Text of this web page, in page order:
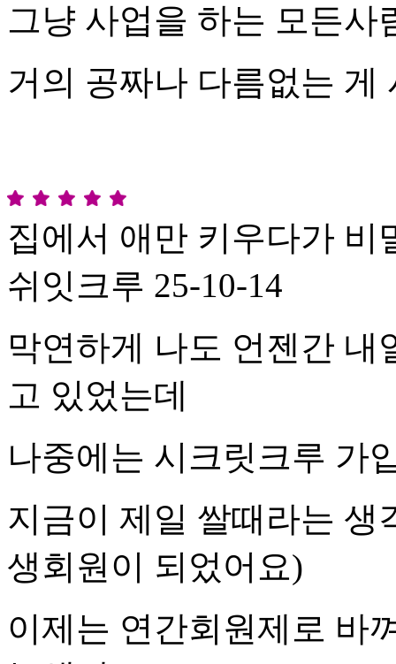
그냥 사업을 하는 모든사
거의 공짜나 다름없는 게
집에서 애만 키우다가
쉬잇크루 25-10-14
막연하게 나도 언젠간
고 있었는데
나중에는 시크릿크루 가
지금이 제일 쌀때라는 생
생회원이 되었어요)
이제는 연간회원제로 바